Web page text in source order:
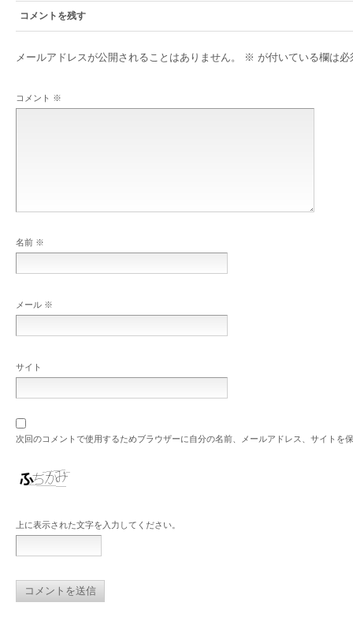
コメントを残す
メールアドレスが公開されることはありません。 ※ が付いている欄は必
コメント ※
名前 ※
メール ※
サイト
次回のコメントで使用するためブラウザーに自分の名前、メールアドレス、サイトを
上に表示された文字を入力してください。